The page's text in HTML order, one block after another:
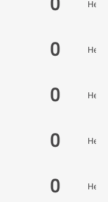
Нет
0 Нет
0 Нет
0 Нет
0 Нет